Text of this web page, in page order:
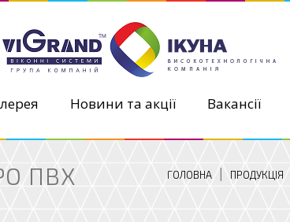
Новини та акції Вакансії
ПВХ ГОЛОВНА ПРОДУКЦІЯ